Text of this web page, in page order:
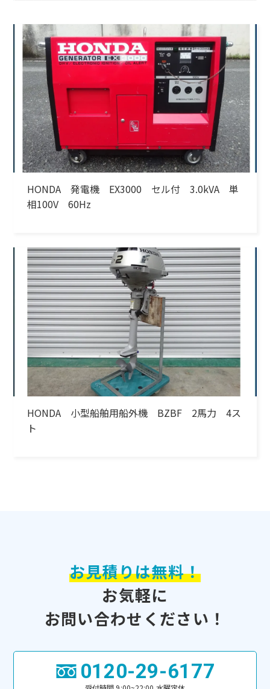
HONDA 発電機 EX3000 セル付 3.0kVA 単
相100V 60Hz
HONDA 小型船舶用船外機 BZBF 2馬力 4ス
ト
お見積りは無料！
お気軽に
お問い合わせください！
0120-29-6177